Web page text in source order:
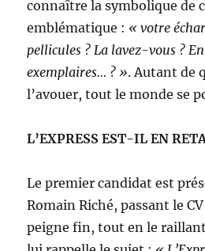
connaître la symbolique de
emblématique : « votre
pellicules ? La lavez-vous ?
exemplaires… ? ». Autant de
l’avouer, tout le monde se
L’EXPRESS EST-IL EN
Le premier candidat est
Romain Riché, passant le
peigne fin, tout en le